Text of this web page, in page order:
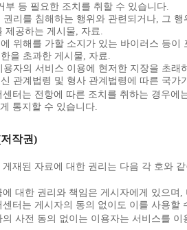
부 등 필요한 조치를 취할 수 있습니다.
권리를 침해하는 행위와 관련되거나, 그
제공하는 게시물, 자료.
위해를 가할 소지가 있는 바이러스 등이
을 초과한 게시물, 자료.
용자의 서비스 이용에 현저한 지장을 초래
관계법령 및 형사 관계법령에 따른 국
터는 전항에 따른 조치를 취하는 경우에
통지할 수 있습니다.
작권)
게재된 자료에 대한 권리는 다음 각 호와
대한 권리와 책임은 게시자에게 있으며,
센터는 게시자의 동의 없이도 이를 사용할
사전 동의 없이는 이용자는 서비스를 이